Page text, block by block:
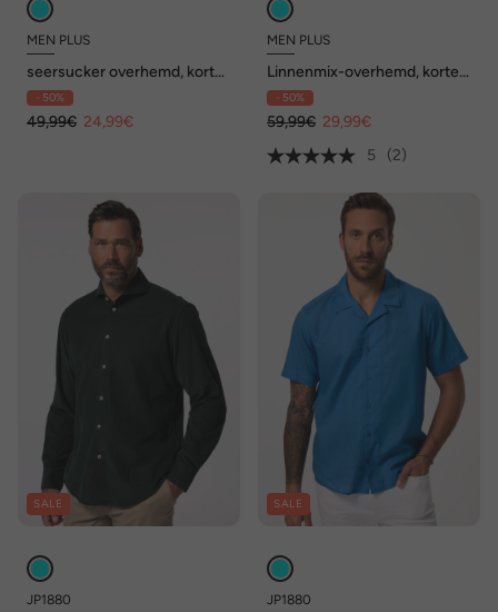
MEN PLUS
seersucker overhemd, korte
mouwen, kentkraag, boxy fit,
tot 8XL
- 50%
49,99€ 24,99€
MEN PLUS
Linnenmix-overhemd, korte
mouwen, all-over print,
Cubaanse kraag, Cuba Fit, tot
8 XL
- 50%
59,99€ 29,99€
5
(2)
SALE
JP1880
SALE
JP1880